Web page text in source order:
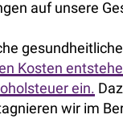
auf unsere
Kosten
ein.
wir im